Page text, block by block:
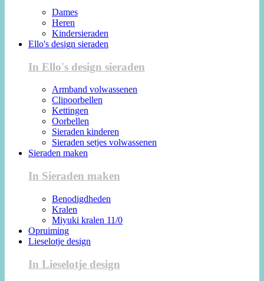
Dames
Heren
Kindersieraden
Ello's design sieraden
In Ello's design sieraden
Armband volwassenen
Clipoorbellen
Kettingen
Oorbellen
Sieraden kinderen
Sieraden setjes volwassenen
Sieraden maken
In Sieraden maken
Benodigdheden
Kralen
Miyuki kralen 11/0
Opruiming
Lieselotje design
In Lieselotje design